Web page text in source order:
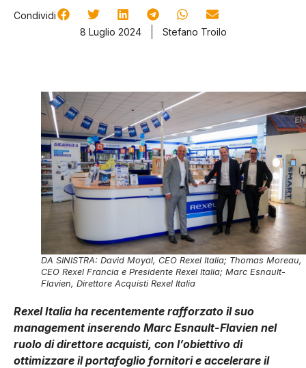
Condividi
8 Luglio 2024
Stefano Troilo
DA SINISTRA: David Moyal, CEO Rexel Italia; Thomas Moreau,
CEO Rexel Francia e Presidente Rexel Italia; Marc Esnault-
Flavien, Direttore Acquisti Rexel Italia
Rexel Italia ha recentemente rafforzato il suo
management inserendo Marc Esnault-Flavien nel
ruolo di direttore acquisti, con l’obiettivo di
ottimizzare il portafoglio fornitori e accelerare il